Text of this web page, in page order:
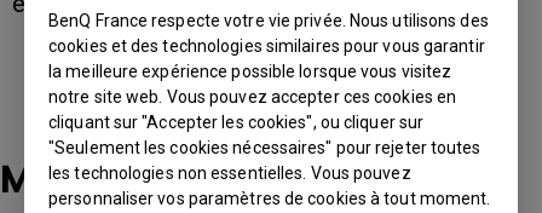
BenQ France respecte votre vie privée. Nous utilisons des
cookies et des technologies similaires pour vous garantir
la meilleure expérience possible lorsque vous visitez
notre site web. Vous pouvez accepter ces cookies en
cliquant sur "Accepter les cookies", ou cliquer sur
"Seulement les cookies nécessaires" pour rejeter toutes
les technologies non essentielles. Vous pouvez
personnaliser vos paramètres de cookies à tout moment.
Modèles applicables